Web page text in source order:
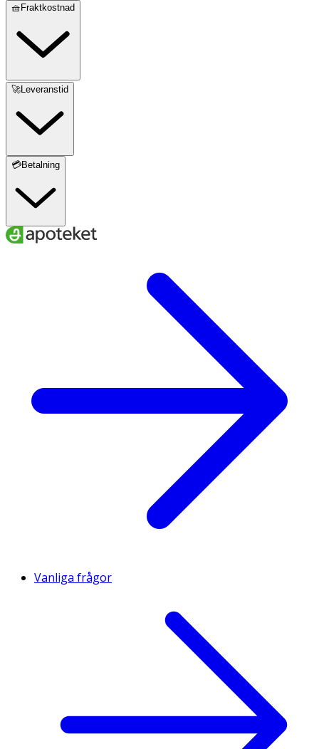
🧺Fraktkostnad
🚀Leveranstid
💳Betalning
Vanliga frågor